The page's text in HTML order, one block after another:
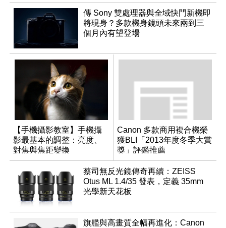
傳 Sony 雙處理器與全域快門新機即
將現身？多款機身鏡頭未來兩到三
個月內有望登場
【手機攝影教室】手機攝
影最基本的調整：亮度、
對焦與焦距變換
Canon 多款商用複合機榮
獲BLI「2013年度冬季大賞
獎」評鑑推薦
蔡司無反光鏡傳奇再續：ZEISS
Otus ML 1.4/35 發表，定義 35mm
光學新天花板
旗艦與高畫質全幅再進化：Canon